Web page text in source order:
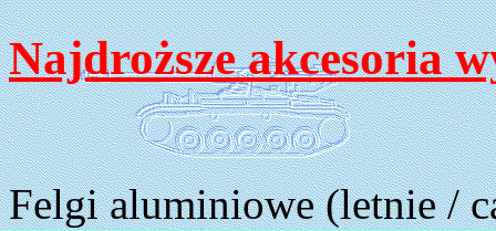
Najdroższe akcesoria
Felgi aluminiowe (letnie /